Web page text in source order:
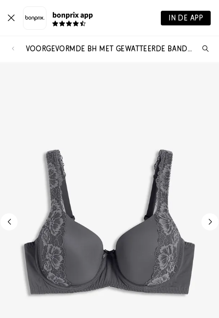
bonprix app IN DE APP
VOORGEVORMDE BH MET GEWATTEERDE BANDJES